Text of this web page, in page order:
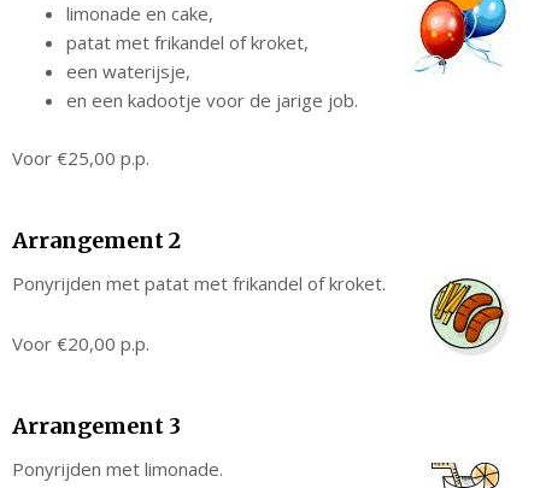
limonade en cake,
patat met frikandel of kroket,
een waterijsje,
en een kadootje voor de jarige job.
Voor €25,00 p.p.
Arrangement 2
Ponyrijden met patat met frikandel of kroket.
Voor €20,00 p.p.
Arrangement 3
Ponyrijden met limonade.